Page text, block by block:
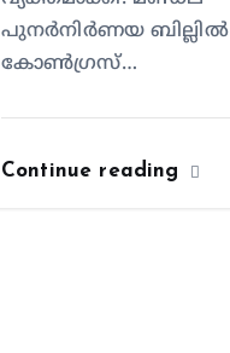
പുനർനിർണയ ബില്ലിൽ
കോൺഗ്രസ്…
Continue reading